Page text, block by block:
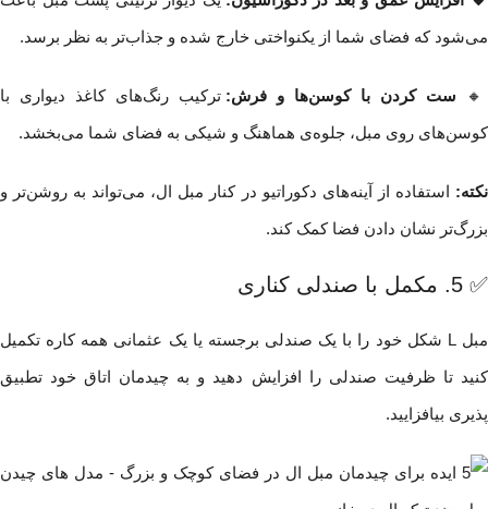
می‌شود که فضای شما از یکنواختی خارج شده و جذاب‌تر به نظر برسد.
🔸 ست کردن با کوسن‌ها و فرش: ترکیب رنگ‌های کاغذ دیواری با
کوسن‌های روی مبل، جلوه‌ی هماهنگ و شیکی به فضای شما می‌بخشد.
نکته: استفاده از آینه‌های دکوراتیو در کنار مبل ال، می‌تواند به روشن‌تر و
بزرگ‌تر نشان دادن فضا کمک کند.
✅ 5. مکمل با صندلی کناری
مبل L شکل خود را با یک صندلی برجسته یا یک عثمانی همه کاره تکمیل
کنید تا ظرفیت صندلی را افزایش دهید و به چیدمان اتاق خود تطبیق
پذیری بیافزایید.